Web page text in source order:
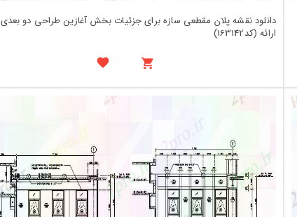
دانلود نقشه پلان مقطعی سازه برای جزئیات بخش آغازین طراحی دو بعدی
ارائه (کد163142)